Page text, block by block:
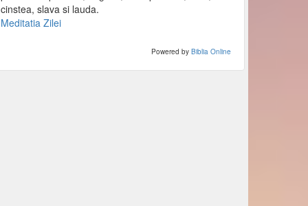
cinstea, slava si lauda.
Meditatia Zilei
Powered by Biblia Online